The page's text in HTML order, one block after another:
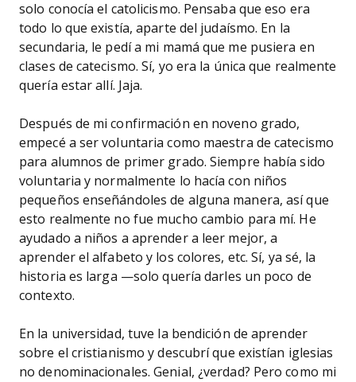
solo conocía el catolicismo. Pensaba que eso era
todo lo que existía, aparte del judaísmo. En la
secundaria, le pedí a mi mamá que me pusiera en
clases de catecismo. Sí, yo era la única que realmente
quería estar allí. Jaja.
Después de mi confirmación en noveno grado,
empecé a ser voluntaria como maestra de catecismo
para alumnos de primer grado. Siempre había sido
voluntaria y normalmente lo hacía con niños
pequeños enseñándoles de alguna manera, así que
esto realmente no fue mucho cambio para mí. He
ayudado a niños a aprender a leer mejor, a
aprender el alfabeto y los colores, etc. Sí, ya sé, la
historia es larga —solo quería darles un poco de
contexto.
En la universidad, tuve la bendición de aprender
sobre el cristianismo y descubrí que existían iglesias
no denominacionales. Genial, ¿verdad? Pero como mi